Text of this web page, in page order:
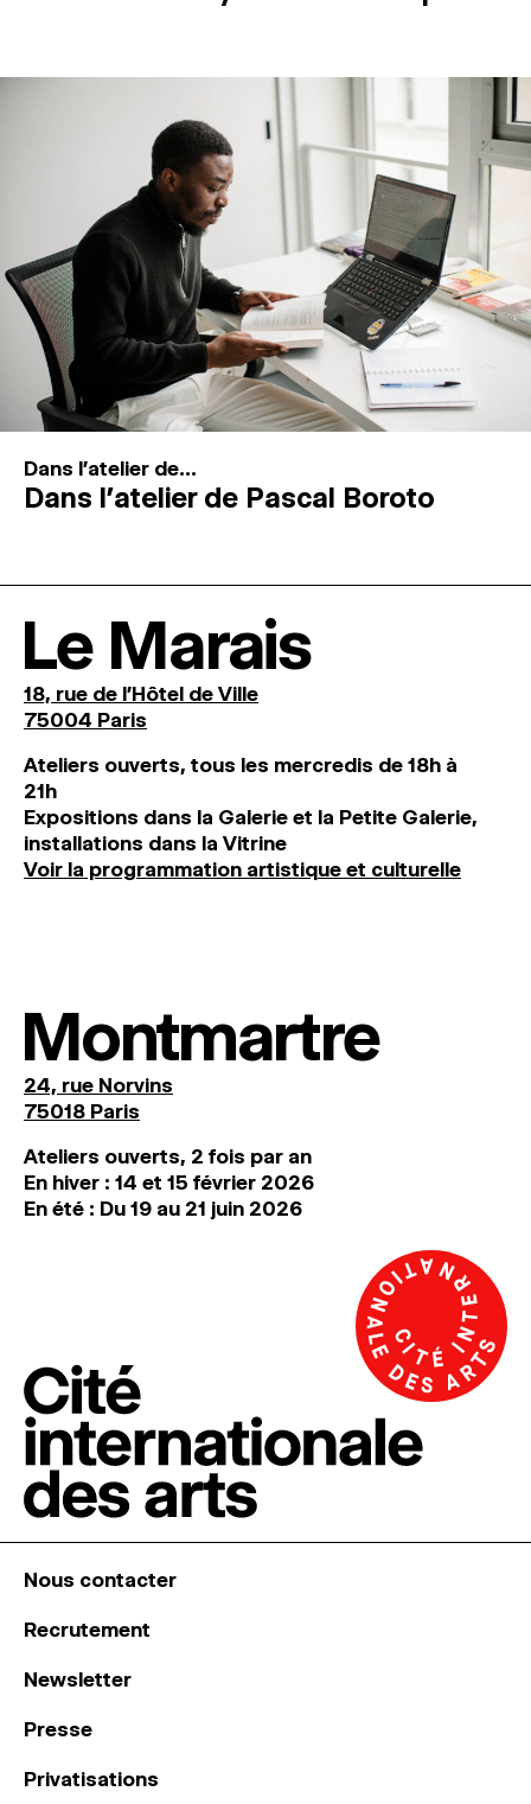
Dans l'atelier de...
Dans l’atelier de Pascal Boroto
Le Marais
18, rue de l'Hôtel de Ville
75004 Paris
Ateliers ouverts, tous les mercredis de 18h à
21h
Expositions dans la Galerie et la Petite Galerie,
installations dans la Vitrine
Voir la programmation artistique et culturelle
Montmartre
24, rue Norvins
75018 Paris
Ateliers ouverts, 2 fois par an
En hiver : 14 et 15 février 2026
En été : Du 19 au 21 juin 2026
Nous contacter
Recrutement
Newsletter
Presse
Privatisations